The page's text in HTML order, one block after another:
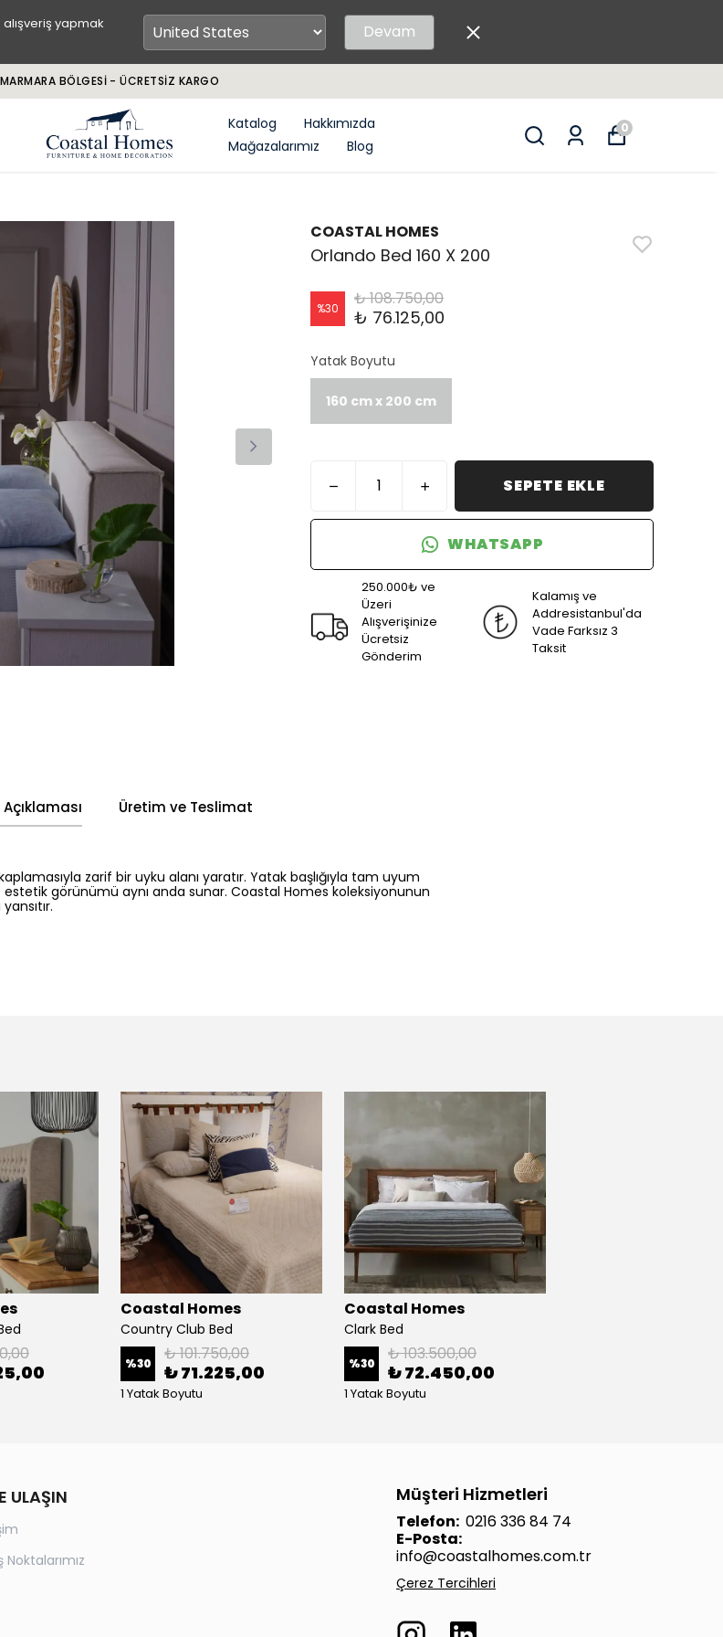
yapmak
Devam
MARMARA BÖLGESİ - ÜCRETSİZ KARGO
Katalog
Hakkımızda
Mağazalarımız
Blog
0
COASTAL HOMES
Orlando Bed 160 X 200
%30 ₺ 108.750,00
₺ 76.125,00
Yatak Boyutu
160 cm x 200 cm
SEPETE EKLE
WHATSAPP
250.000₺ ve
Üzeri
Alışverişinize
Ücretsiz
Gönderim
Kalamış ve
Addresistanbul'da
Vade Farksız 3
Taksit
Üretim ve Teslimat
zarif bir uyku alanı yaratır. Yatak başlığıyla tam uyum
görünümü aynı anda sunar. Coastal Homes koleksiyonunun
Coastal Homes
Country Club Bed
%30 ₺ 101.750,00
₺ 71.225,00
1 Yatak Boyutu
Coastal Homes
Clark Bed
%30 ₺ 103.500,00
₺ 72.450,00
1 Yatak Boyutu
ULAŞIN
Noktalarımız
Müşteri Hizmetleri
Telefon: 0216 336 84 74
E-Posta:
info@coastalhomes.com.tr
Çerez Tercihleri